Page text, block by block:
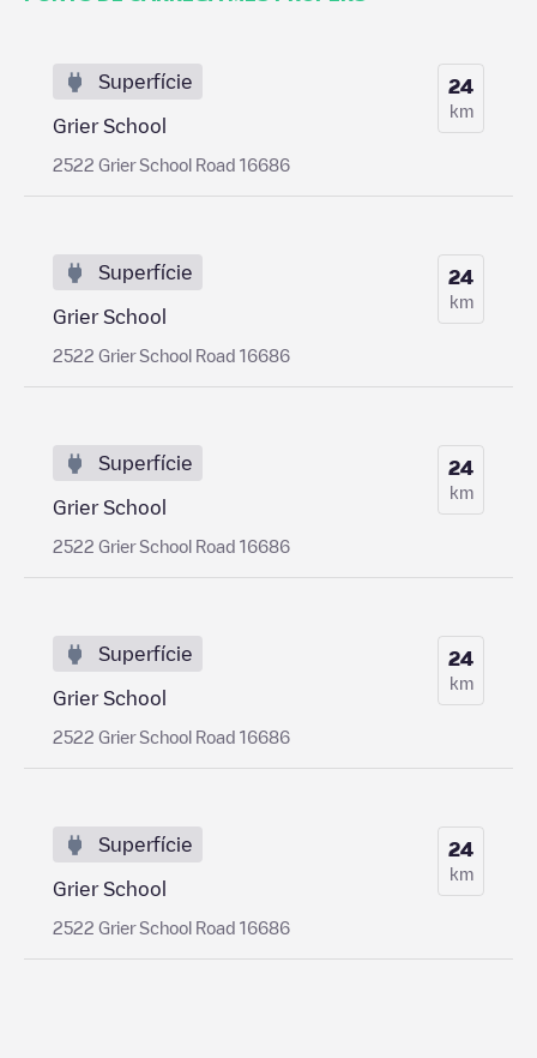
Superfície
Grier School
2522 Grier School Road 16686
24
km
Superfície
Grier School
2522 Grier School Road 16686
24
km
Superfície
Grier School
2522 Grier School Road 16686
24
km
Superfície
Grier School
2522 Grier School Road 16686
24
km
Superfície
Grier School
2522 Grier School Road 16686
24
km